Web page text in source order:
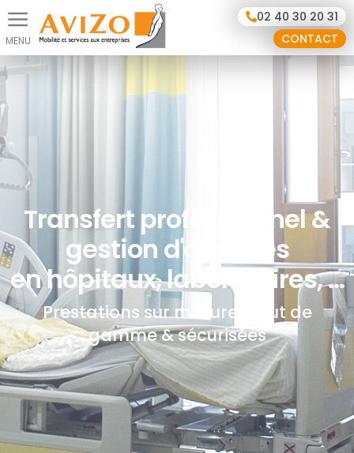
02 40 30 20 31
CONTACT
Transfert professionnel &
gestion d'archives
en hôpitaux, laboratoires, ...
Prestations sur mesure, haut de
gamme & sécurisées
Panneau de gestion des cookies